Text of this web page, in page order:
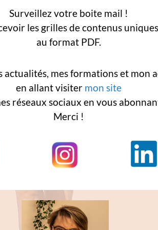
Surveillez votre boite mail !
les grilles de contenus
au format PDF.
actualités, mes formations et mon
en allant visiter mon site
réseaux sociaux en vous
Merci !